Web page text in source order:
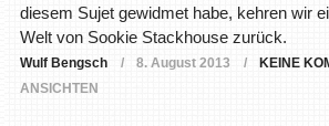
diesem Sujet gewidmet habe, kehren wir
Welt von Sookie Stackhouse zurück.
Wulf Bengsch 8. August 2013 KEINE
ANSICHTEN